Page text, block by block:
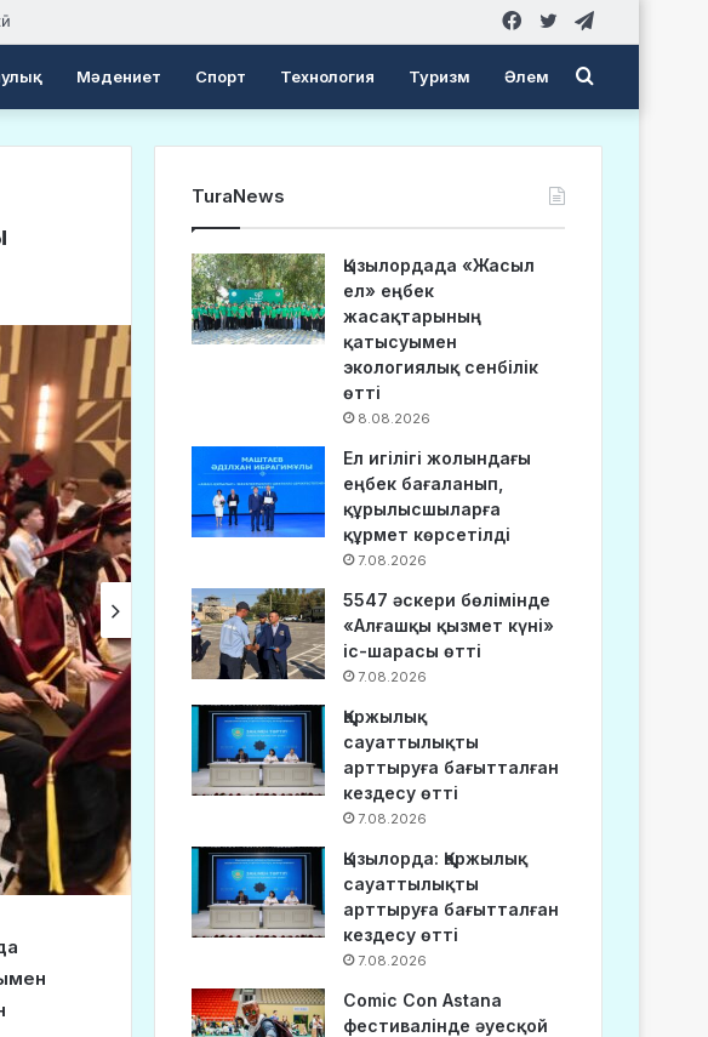
Twitter
Facebook
Мәдениет Спорт Технология Туризм Әлем Search
for
TuraNews
Қызылордада «Жасыл
ел» еңбек
жасақтарының
қатысуымен
экологиялық сенбілік
өтті
8.08.2026
Ел игілігі жолындағы
еңбек бағаланып,
құрылысшыларға
құрмет көрсетілді
7.08.2026
5547 әскери бөлімінде
«Алғашқы қызмет күні»
іс-шарасы өтті
7.08.2026
Қаржылық
сауаттылықты
арттыруға бағытталған
кездесу өтті
7.08.2026
Қызылорда: Қаржылық
сауаттылықты
арттыруға бағытталған
кездесу өтті
7.08.2026
Comic Con Astana
фестивалінде әуесқой